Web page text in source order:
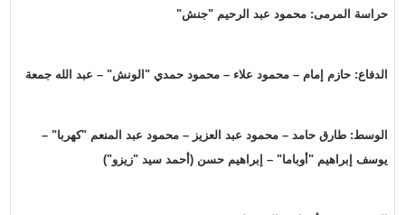
حراسة المرمى: محمود عبد الرحيم "جنش"
الدفاع: حازم إمام – محمود علاء – محمود حمدي "الونش" – عبد الله جمعة
الوسط: طارق حامد – محمود عبد العزيز – محمود عبد المنعم "كهربا" –
يوسف إبراهيم "أوباما" – إبراهيم حسن (أحمد سيد "زيزو")